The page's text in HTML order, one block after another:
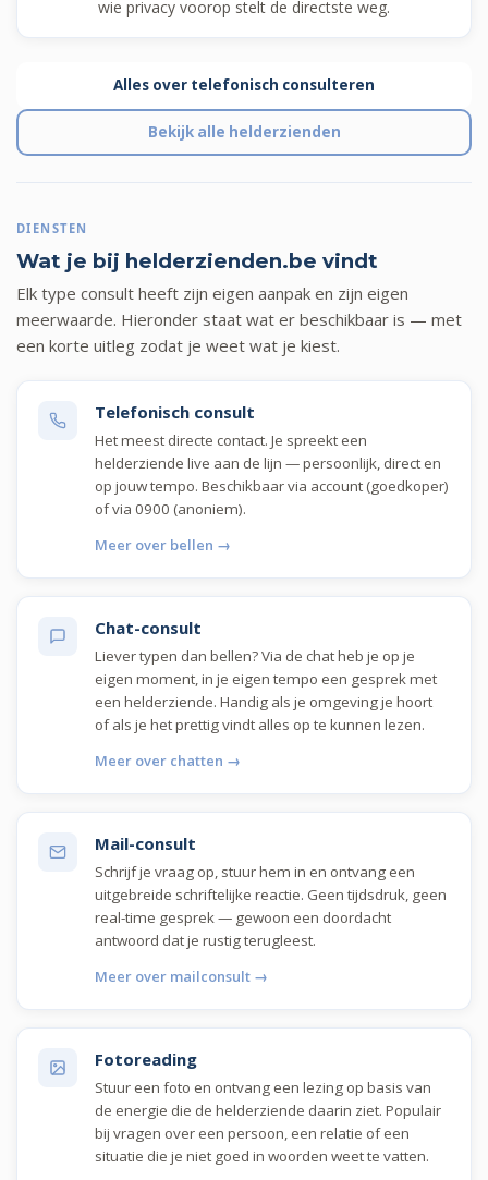
wie privacy voorop stelt de directste weg.
Alles over telefonisch consulteren
Bekijk alle helderzienden
DIENSTEN
Wat je bij helderzienden.be vindt
Elk type consult heeft zijn eigen aanpak en zijn eigen
meerwaarde. Hieronder staat wat er beschikbaar is — met
een korte uitleg zodat je weet wat je kiest.
Telefonisch consult
Het meest directe contact. Je spreekt een
helderziende live aan de lijn — persoonlijk, direct en
op jouw tempo. Beschikbaar via account (goedkoper)
of via 0900 (anoniem).
Meer over bellen →
Chat-consult
Liever typen dan bellen? Via de chat heb je op je
eigen moment, in je eigen tempo een gesprek met
een helderziende. Handig als je omgeving je hoort
of als je het prettig vindt alles op te kunnen lezen.
Meer over chatten →
Mail-consult
Schrijf je vraag op, stuur hem in en ontvang een
uitgebreide schriftelijke reactie. Geen tijdsdruk, geen
real-time gesprek — gewoon een doordacht
antwoord dat je rustig terugleest.
Meer over mailconsult →
Fotoreading
Stuur een foto en ontvang een lezing op basis van
de energie die de helderziende daarin ziet. Populair
bij vragen over een persoon, een relatie of een
situatie die je niet goed in woorden weet te vatten.